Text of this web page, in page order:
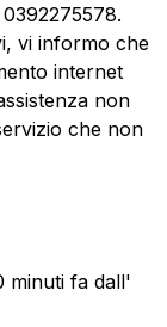
vi informo che
internet
non
che non
minuti fa dall'